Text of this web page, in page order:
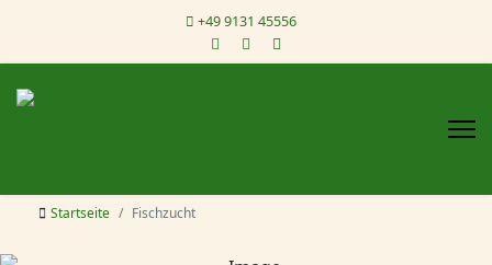
+49 9131 45556
Startseite Fischzucht